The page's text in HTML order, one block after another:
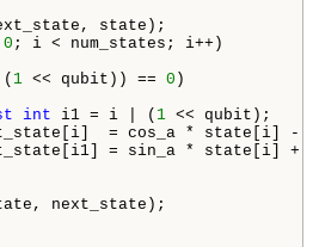
state);
0 ; i < num_states; i++)
1 << qubit)) == 0 )
int i1 = i | ( 1 << qubit);
= cos_a * state[i] -
= sin_a * state[i] +
next_state);